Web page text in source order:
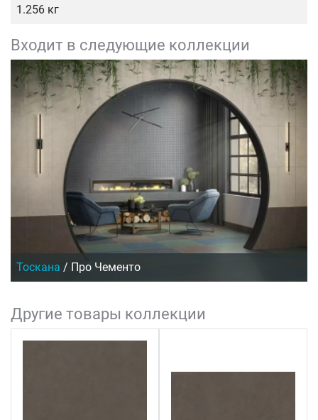
1.256 кг
Входит в следующие коллекции
Тоскана / Про Чементо
Другие товары коллекции